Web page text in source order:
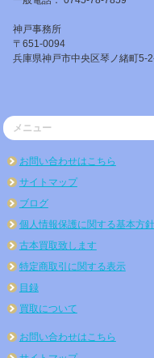
神戸事務所
〒651-0094
兵庫県神戸市中央区琴ノ緒町5-
メニュー
お問い合わせはこちら
サイトマップ
ブログ
個人情報保護に関する基本方
古本買取致します
特定商取引に関する表示
目録
買取について
お問い合わせはこちら